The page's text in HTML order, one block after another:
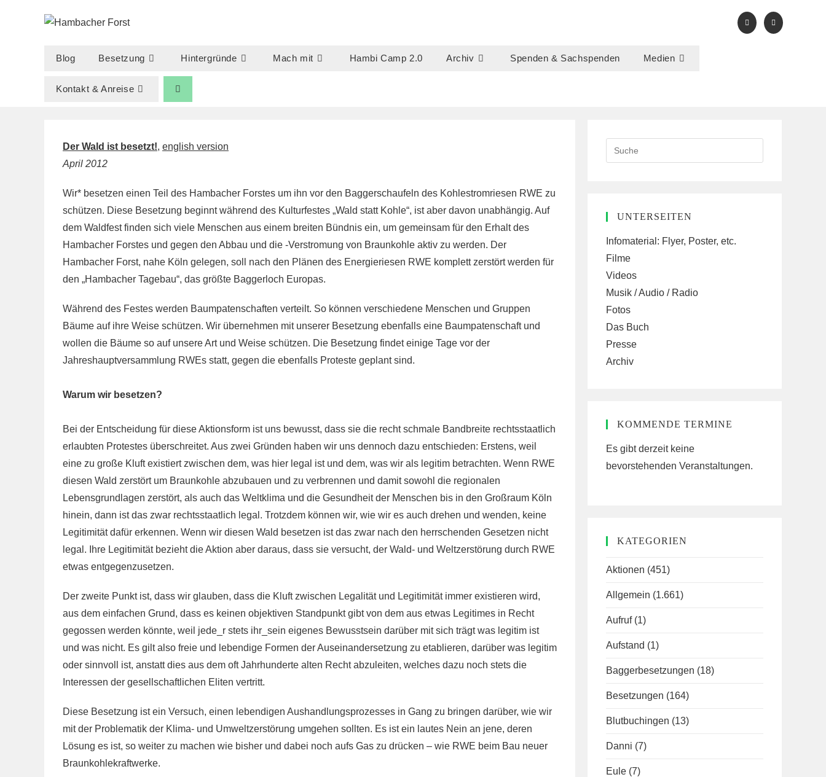
Blog Besetzung Hintergründe Mach mit Hambi Camp 2.0 Archiv Spenden & Sachspenden Medien
Kontakt & Anreise
Der Wald ist besetzt!, english version
April 2012
Wir* besetzen einen Teil des Hambacher Forstes um ihn vor den Baggerschaufeln des Kohlestromriesen RWE zu
schützen. Diese Besetzung beginnt während des Kulturfestes „Wald statt Kohle“, ist aber davon unabhängig. Auf
dem Waldfest finden sich viele Menschen aus einem breiten Bündnis ein, um gemeinsam für den Erhalt des
Hambacher Forstes und gegen den Abbau und die -Verstromung von Braunkohle aktiv zu werden. Der
Hambacher Forst, nahe Köln gelegen, soll nach den Plänen des Energieriesen RWE komplett zerstört werden für
den „Hambacher Tagebau“, das größte Baggerloch Europas.
Während des Festes werden Baumpatenschaften verteilt. So können verschiedene Menschen und Gruppen
Bäume auf ihre Weise schützen. Wir übernehmen mit unserer Besetzung ebenfalls eine Baumpatenschaft und
wollen die Bäume so auf unsere Art und Weise schützen. Die Besetzung findet einige Tage vor der
Jahreshauptversammlung RWEs statt, gegen die ebenfalls Proteste geplant sind.
Warum wir besetzen?
Bei der Entscheidung für diese Aktionsform ist uns bewusst, dass sie die recht schmale Bandbreite rechtsstaatlich
erlaubten Protestes überschreitet. Aus zwei Gründen haben wir uns dennoch dazu entschieden: Erstens, weil
eine zu große Kluft existiert zwischen dem, was hier legal ist und dem, was wir als legitim betrachten. Wenn RWE
diesen Wald zerstört um Braunkohle abzubauen und zu verbrennen und damit sowohl die regionalen
Lebensgrundlagen zerstört, als auch das Weltklima und die Gesundheit der Menschen bis in den Großraum Köln
hinein, dann ist das zwar rechtsstaatlich legal. Trotzdem können wir, wie wir es auch drehen und wenden, keine
Legitimität dafür erkennen. Wenn wir diesen Wald besetzen ist das zwar nach den herrschenden Gesetzen nicht
legal. Ihre Legitimität bezieht die Aktion aber daraus, dass sie versucht, der Wald- und Weltzerstörung durch RWE
etwas entgegenzusetzen.
Der zweite Punkt ist, dass wir glauben, dass die Kluft zwischen Legalität und Legitimität immer existieren wird,
aus dem einfachen Grund, dass es keinen objektiven Standpunkt gibt von dem aus etwas Legitimes in Recht
gegossen werden könnte, weil jede_r stets ihr_sein eigenes Bewusstsein darüber mit sich trägt was legitim ist
und was nicht. Es gilt also freie und lebendige Formen der Auseinandersetzung zu etablieren, darüber was legitim
oder sinnvoll ist, anstatt dies aus dem oft Jahrhunderte alten Recht abzuleiten, welches dazu noch stets die
Interessen der gesellschaftlichen Eliten vertritt.
Diese Besetzung ist ein Versuch, einen lebendigen Aushandlungsprozesses in Gang zu bringen darüber, wie wir
mit der Problematik der Klima- und Umweltzerstörung umgehen sollten. Es ist ein lautes Nein an jene, deren
Lösung es ist, so weiter zu machen wie bisher und dabei noch aufs Gas zu drücken – wie RWE beim Bau neuer
Braunkohlekraftwerke.
this
UNTERSEITEN
Infomaterial: Flyer, Poster, etc.
Filme
Videos
Musik / Audio / Radio
Fotos
Das Buch
Presse
Archiv
KOMMENDE TERMINE
Es gibt derzeit keine
bevorstehenden Veranstaltungen.
KATEGORIEN
Aktionen (451)
Allgemein (1.661)
Aufruf (1)
Aufstand (1)
Baggerbesetzungen (18)
Besetzungen (164)
Blutbuchingen (13)
Danni (7)
Eule (7)